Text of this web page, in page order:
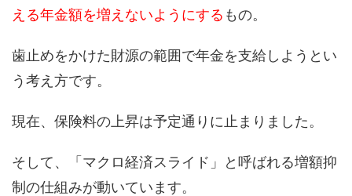
える年金額を増えないようにする もの。
歯止めをかけた財源の範囲で年金を支給しようとい
う考え方です。
現在、保険料の上昇は予定通りに止まりました。
そして、「マクロ経済スライド」と呼ばれる増額抑
制の仕組みが動いています。